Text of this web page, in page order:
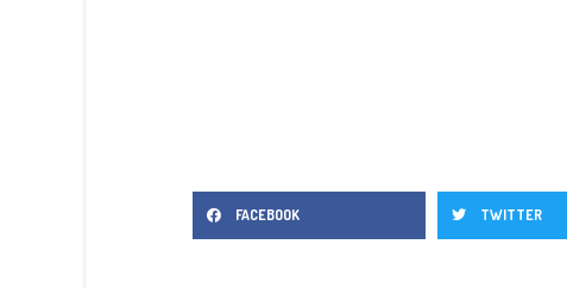
FACEBOOK TWITTER